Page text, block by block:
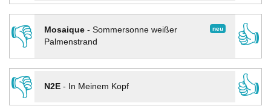
👎
neu
Mosaique- Sommersonne weißer
Palmenstrand
👍
👎
N2E- In Meinem Kopf
👍